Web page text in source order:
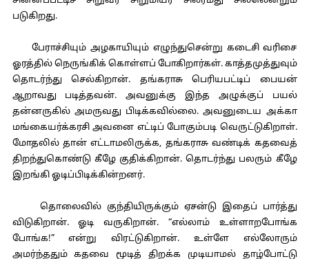
படுகிறது.
பேராச்சியும் அழகாயியும் எழுந்துசென்று கடைசி வரிசை
ஓரத்தில் நெருங்கிக் கொள்ளப் போகிறார்கள். காத்தமுத்துவும்
தொடர்ந்து செல்கிறான். தங்கராசு பெரியபட்டிப் பையன்
ஆறாவது படித்தவன். அவனுக்கு இந்த அழுக்குப் பயல்
தன்னருகில் அமருவது பிடிக்கவில்லை. அவனுடைய அக்கா
மங்கையர்க்கரசி அவனை எட்டிப் போகும்படி வெருட்டுகிறாள்.
மோதலில் தான் எட்டாமலிருக்க, தங்கராசு வண்டிக் கதவைத்
திறந்துகொண்டு கீழே குதிக்கிறான். தொடர்ந்து பலரும் கீழே
இறங்கி ஓடிப்பிடிக்கின்றனர்.
தொலைவில் குந்தியிருக்கும் ஏசன்டு இதைப் பார்த்து
விடுகிறான். ஓடி வருகிறான். “எல்லாம் உள்ளாறபோங்க
போங்க!” என்று விரட்டுகிறான். உள்ளே எல்லோரும்
அமர்ந்ததும் கதவை மூடித் திறக்க முடியாமல் தாழ்போட்டு